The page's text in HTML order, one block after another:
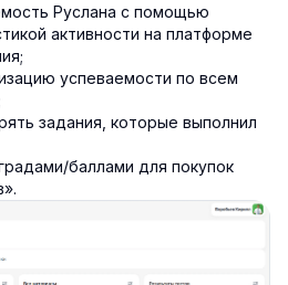
Руслана с помощью
активности на платформе
успеваемости по всем
задания, которые выполнил
баллами для покупок